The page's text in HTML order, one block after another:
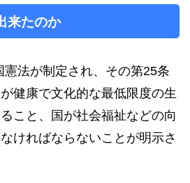
来たのか
憲法が制定され、その第25条
健康で文化的な最低限度の生
こと、国が社会福祉などの向
ければならないことが明示さ